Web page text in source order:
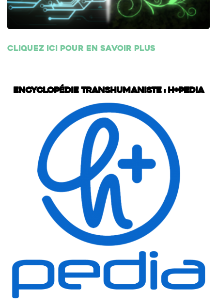
Cliquez ici pour en savoir plus
Encyclopédie transhumaniste : H+Pedia